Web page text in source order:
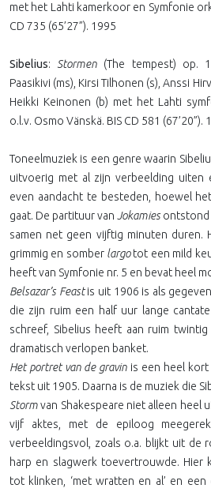
met het Lahti kamerkoor en Symfonie
CD 735 (65’27”). 1995
Sibelius: Stormen (The tempest) op.
Paasikivi (ms), Kirsi Tilhonen (s), Anssi
Heikki Keinonen (b) met het Lahti
o.l.v. Osmo Vänskä. BIS CD 581 (67’20”).
Toneelmuziek is een genre waarin
uitvoerig met al zijn verbeelding uiten
even aandacht te besteden, hoewel
gaat. De partituur van Jokamiesontstond
samen net geen vijftig minuten duren.
grimmig en somber largotot een mild
heeft van Symfonie nr. 5 en bevat heel
Belsazar’s Feastis uit 1906 is als
die zijn ruim een half uur lange cantate
schreef, Sibelius heeft aan ruim
dramatisch verlopen banket.
Het portret van de gravin is een heel kort
tekst uit 1905. Daarna is de muziek die
Stormvan Shakespeare niet alleen heel
vijf aktes, met de epiloog
verbeeldingsvol, zoals o.a. blijkt uit de
harp en slagwerk toevertrouwde. Hier
tot klinken, ‘met wratten en al’ en een